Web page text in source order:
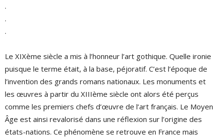
.
.
.
Le XIXème siècle a mis à l’honneur l’art gothique. Quelle ironie
puisque le terme était, à la base, péjoratif. C’est l’époque de
l’invention des grands romans nationaux. Les monuments et
les œuvres à partir du XIIIème siècle ont alors été perçus
comme les premiers chefs d’œuvre de l’art français. Le Moyen
Âge est ainsi revalorisé dans une réflexion sur l’origine des
états-nations. Ce phénomène se retrouve en France mais